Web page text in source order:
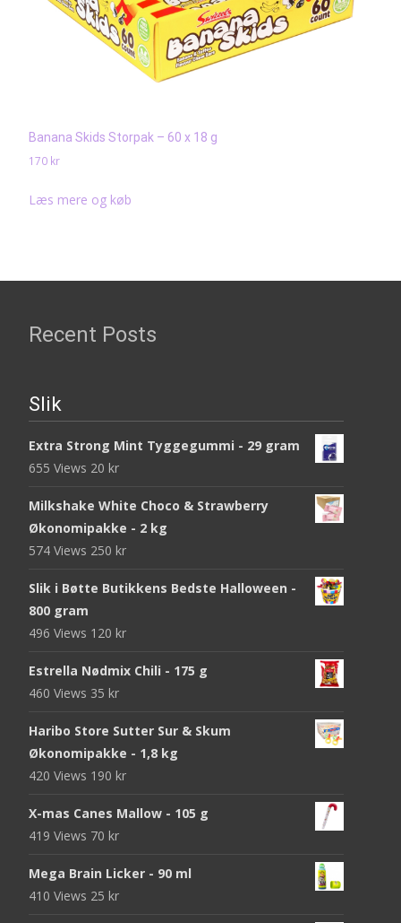
Banana Skids Storpak – 60 x 18 g
170 kr
Læs mere og køb
Recent Posts
Slik
Extra Strong Mint Tyggegummi - 29 gram
655 Views 20 kr
Milkshake White Choco & Strawberry
Økonomipakke - 2 kg
574 Views 250 kr
Slik i Bøtte Butikkens Bedste Halloween -
800 gram
496 Views 120 kr
Estrella Nødmix Chili - 175 g
460 Views 35 kr
Haribo Store Sutter Sur & Skum
Økonomipakke - 1,8 kg
420 Views 190 kr
X-mas Canes Mallow - 105 g
419 Views 70 kr
Mega Brain Licker - 90 ml
410 Views 25 kr